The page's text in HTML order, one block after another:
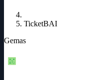
TicketBAI
Gemas